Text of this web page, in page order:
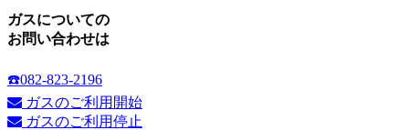
ガスについての
お問い合わせは
☎️082-823-2196
ガスのご利用開始
ガスのご利用停止